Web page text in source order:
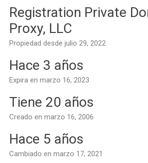
Registration Private
Proxy, LLC
Propiedad desde julio 29, 2022
Hace 3 años
Expira en marzo 16, 2023
Tiene 20 años
Creado en marzo 16, 2006
Hace 5 años
Cambiado en marzo 17, 2021